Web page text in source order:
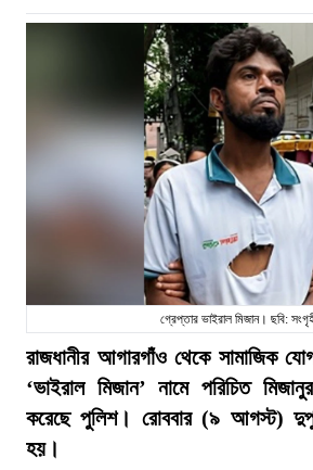
গ্রেপ্তার ভাইরাল মিজান। ছবি:
রাজধানীর আগারগাঁও থেকে সামাজিক
‘ভাইরাল মিজান’ নামে পরিচিত
করেছে পুলিশ। রোববার (৯ আগস্ট)
হয়।